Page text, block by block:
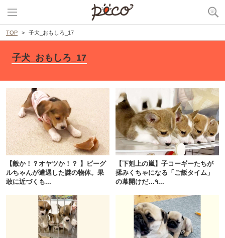
TOP 子犬_おもしろ_17
子犬_おもしろ_17
【敵か！？オヤツか！？ 】ビーグ
ルちゃんが遭遇した謎の物体。果
敢に近づくも...
【下剋上の嵐】子コーギーたちが
揉みくちゃになる「ご飯タイム」
の幕開けだ…٩...
PECOアプリをダウンロード済みの方
アプリで開く